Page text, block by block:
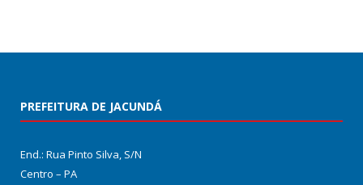
PREFEITURA DE JACUNDÁ
End.: Rua Pinto Silva, S/N
Centro – PA